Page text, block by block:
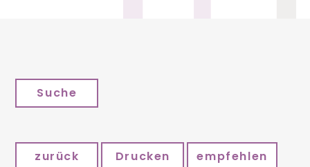
Suche
zurück Drucken empfehlen